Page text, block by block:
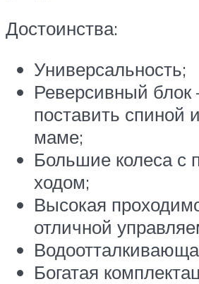
Достоинства:
Универсальность;
Реверсивный блок
поставить спиной
маме;
Большие колеса с
ходом;
Высокая
отличной
Богатая